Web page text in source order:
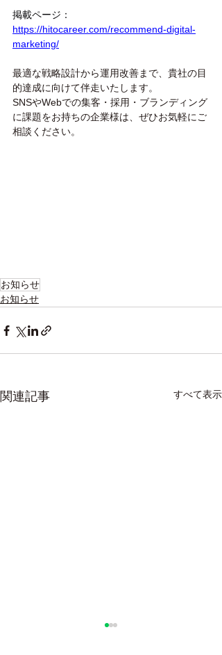
掲載ページ：
https://hitocareer.com/recommend-digital-
marketing/
最適な戦略設計から運用改善まで、貴社の目
的達成に向けて伴走いたします。
SNSやWebでの集客・採用・ブランディング
に課題をお持ちの企業様は、ぜひお気軽にご
相談ください。
お知らせ
お知らせ
関連記事 すべて表示